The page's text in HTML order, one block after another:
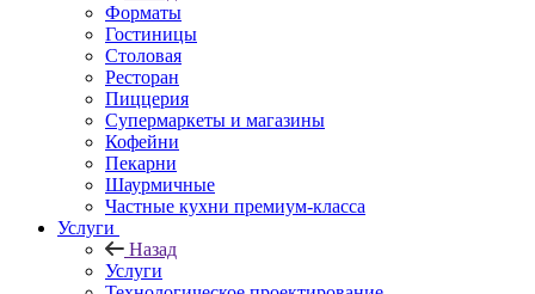
Форматы
Гостиницы
Столовая
Ресторан
Пиццерия
Супермаркеты и магазины
Кофейни
Пекарни
Шаурмичные
Частные кухни премиум-класса
Услуги
Назад
Услуги